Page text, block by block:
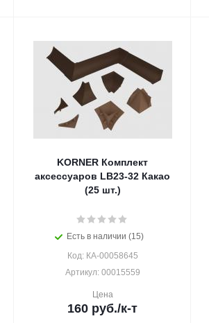
KORNER Комплект
аксессуаров LB23-32 Какао
(25 шт.)
Есть в наличии (15)
Код: КА-00058645
Артикул: 00015559
Цена
160 руб./к-т